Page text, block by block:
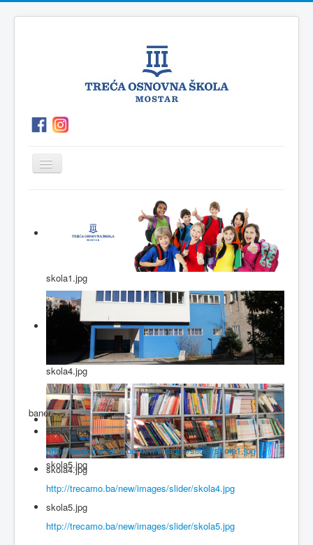
Prikaz/Sakrivanje
navigacije
Kutak
za
roditelje
Vijesti
skola1.jpg
skola4.jpg
skola5.jpg
baner
skola1.jpg
http://www.trecamo.ba/new/images/slider/skola1.jpg
skola4.jpg
http://trecamo.ba/new/images/slider/skola4.jpg
skola5.jpg
http://trecamo.ba/new/images/slider/skola5.jpg